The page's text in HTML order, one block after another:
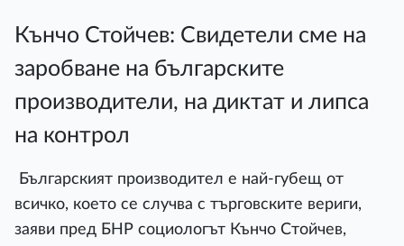
Кънчо Стойчев: Свидетели сме на
заробване на българските
производители, на диктат и липса
на контрол
Българският производител е най-губещ от
всичко, което се случва с търговските вериги,
заяви пред БНР социологът Кънчо Стойчев,